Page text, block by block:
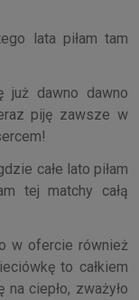
lata piłam tam
już dawno dawno
piję zawsze w
całe lato piłam
tej matchy całą
w ofercie również
to całkiem
ciepło, zważyło